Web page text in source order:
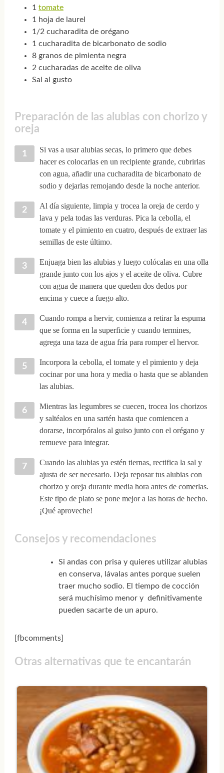
1 tomate
1 hoja de laurel
1/2 cucharadita de orégano
1 cucharadita de bicarbonato de sodio
8 granos de pimienta negra
2 cucharadas de aceite de oliva
Sal al gusto
Preparación de las alubias con chorizo y
oreja
Si vas a usar alubias secas, lo primero que debes
hacer es colocarlas en un recipiente grande, cubrirlas
con agua, añadir una cucharadita de bicarbonato de
sodio y dejarlas remojando desde la noche anterior.
Al día siguiente, limpia y trocea la oreja de cerdo y
lava y pela todas las verduras. Pica la cebolla, el
tomate y el pimiento en cuatro, después de extraer las
semillas de este último.
Enjuaga bien las alubias y luego colócalas en una olla
grande junto con los ajos y el aceite de oliva. Cubre
con agua de manera que queden dos dedos por
encima y cuece a fuego alto.
Cuando rompa a hervir, comienza a retirar la espuma
que se forma en la superficie y cuando termines,
agrega una taza de agua fría para romper el hervor.
Incorpora la cebolla, el tomate y el pimiento y deja
cocinar por una hora y media o hasta que se ablanden
las alubias.
Mientras las legumbres se cuecen, trocea los chorizos
y saltéalos en una sartén hasta que comiencen a
dorarse, incorpóralos al guiso junto con el orégano y
remueve para integrar.
Cuando las alubias ya estén tiernas, rectifica la sal y
ajusta de ser necesario. Deja reposar tus alubias con
chorizo y oreja durante media hora antes de comerlas.
Este tipo de plato se pone mejor a las horas de hecho.
¡Qué aproveche!
Consejos y recomendaciones
Si andas con prisa y quieres utilizar alubias
en conserva, lávalas antes porque suelen
traer mucho sodio. El tiempo de cocción
será muchísimo menor y definitivamente
pueden sacarte de un apuro.
[fbcomments]
Otras alternativas que te encantarán